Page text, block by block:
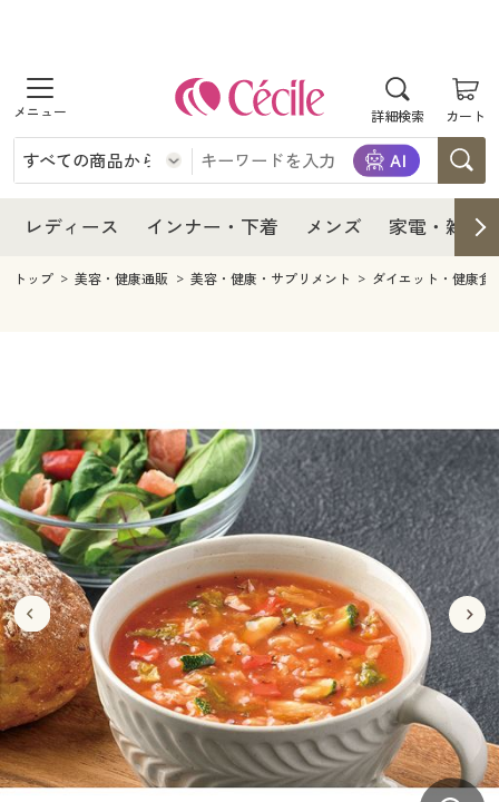
詳細検索 カート
商品を探す
レディース
レディースファッション
インナー・下着
インナー・下着通販すべて
ジュニア・ティーンズ下着
メンズ
メンズ下着
家電
キッチン・雑貨・日用品
寝具・インテリア・家具通販すべて
家具・収納
寝具・ベッド
カーテン・ラグ・ファブリック
美容・健康
美容・健康通販すべて
美容・健康・サプリメント
制服・スクール
制服・スクールすべて
制服・学生服
ジュニア・ティーンズ下着
大きいサイズ
大きいサイズ通販すべて
大きいサイズ レディース服
大きいサイズ レディース下着
バーゲン
バーゲンセール
シークレットセール
詳細検索
商品カテゴリ一覧
レディース インナー・下着 メンズ 家電・雑貨
レディース
レディース通販すべて
レディースファッション
インナー・下着
インナー・下着通販すべて
メンズ
キッチン・雑貨・日用品
家具・収納
寝具・ベッド
カーテン・ラグ・ファブリック
美容・健康通販すべて
美容・健康・サプリメント
制服・スクール
制服・スクールすべて
制服・学生服
ジュニア・ティーンズ下着
大きいサイズ
大きいサイズ通販すべて
大きいサイズ レディース服
大きいサイズ レディース下着
大きいサイズ メンズ
バーゲン
バーゲンセール
シークレットセール
詳細検索
商品カテゴリ一覧
カタログ
トップ 美容・健康通販 美容・健康・サプリメント ダイエット・健康食